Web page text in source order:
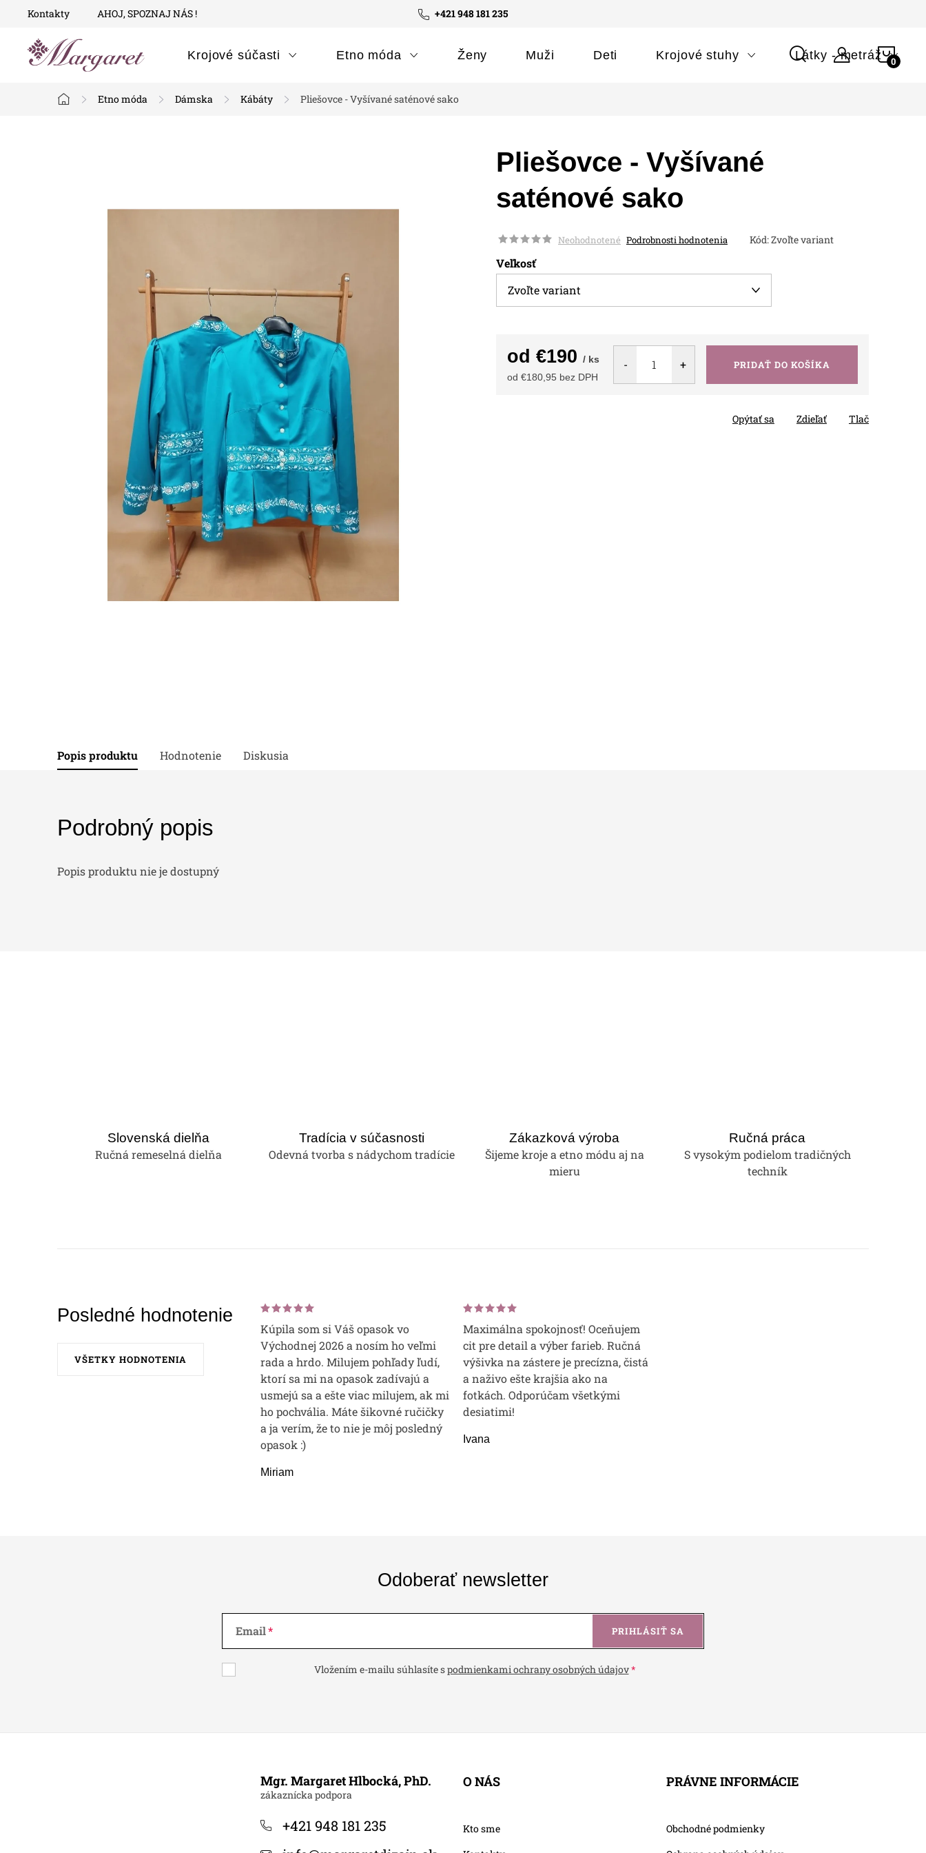
Prejsť
+421 948 181 235
Kontakty AHOJ, SPOZNAJ NÁS !
Krojové súčasti Etno móda Ženy Muži Deti Krojové stuhy Látky - metráž
Domov
Etno móda Dámska Kábáty Pliešovce - Vyšívané saténové sako
Pliešovce - Vyšívané
saténové sako
Neohodnotené Podrobnosti hodnotenia Kód:Zvoľte variant
Veľkosť
od €190 / ks
od €180,95 bez DPH
PRIDAŤ DO KOŠÍKA
Tlač
Opýtať sa Zdieľať
Popis produktu Hodnotenie Diskusia
Podrobný popis
Popis produktu nie je dostupný
Slovenská dielňa
Ručná remeselná dielňa
Tradícia v súčasnosti
Odevná tvorba s nádychom tradície
Zákazková výroba
Šijeme kroje a etno módu aj na
mieru
Ručná práca
S vysokým podielom tradičných
techník
Posledné hodnotenie
VŠETKY HODNOTENIA
Kúpila som si Váš opasok vo
Východnej 2026 a nosím ho veľmi
rada a hrdo. Milujem pohľady ľudí,
ktorí sa mi na opasok zadívajú a
usmejú sa a ešte viac milujem, ak mi
ho pochvália. Máte šikovné ručičky
a ja verím, že to nie je môj posledný
opasok :)
Miriam
Maximálna spokojnosť! Oceňujem
cit pre detail a výber farieb. Ručná
výšivka na zástere je precízna, čistá
a naživo ešte krajšia ako na
fotkách. Odporúčam všetkými
desiatimi!
Ivana
Odoberať newsletter
Email
Vložením e-mailu súhlasíte spodmienkami ochrany osobných údajov
PRIHLÁSIŤ SA
Mgr. Margaret Hlbocká, PhD.
+421 948 181 235
O NÁS
Kto sme
PRÁVNE INFORMÁCIE
Obchodné podmienky